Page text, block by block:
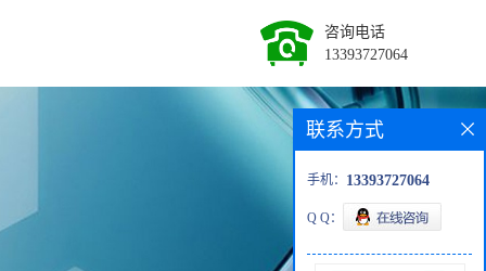
咨询电话
13393727064
联系方式
手机： 13393727064
Q Q：